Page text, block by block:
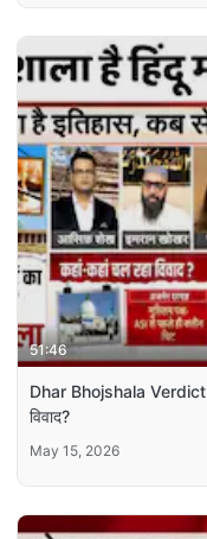
51:46
Dhar Bhojshala
विवाद?
May 15, 2026